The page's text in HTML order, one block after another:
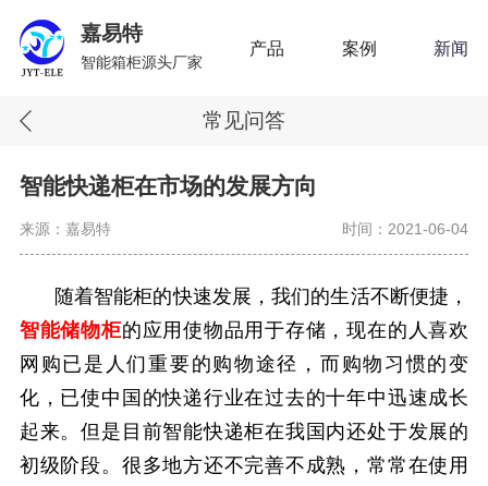
产品 案例 新闻
嘉易特
智能箱柜源头厂家
常见问答
智能快递柜在市场的发展方向
来源：嘉易特 时间：2021-06-04
随着智能柜的快速发展，我们的生活不断便捷，
智能储物柜的应用使物品用于存储，现在的人喜欢
网购已是人们重要的购物途径，而购物习惯的变
化，已使中国的快递行业在过去的十年中迅速成长
起来。但是目前智能快递柜在我国内还处于发展的
初级阶段。很多地方还不完善不成熟，常常在使用